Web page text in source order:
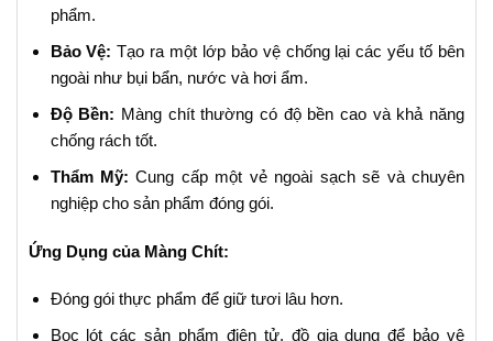
phẩm.
Bảo Vệ: Tạo ra một lớp bảo vệ chống lại các yếu tố bên
ngoài như bụi bẩn, nước và hơi ẩm.
Độ Bền: Màng chít thường có độ bền cao và khả năng
chống rách tốt.
Thẩm Mỹ: Cung cấp một vẻ ngoài sạch sẽ và chuyên
nghiệp cho sản phẩm đóng gói.
Ứng Dụng của Màng Chít:
Đóng gói thực phẩm để giữ tươi lâu hơn.
Bọc lót các sản phẩm điện tử, đồ gia dụng để bảo vệ